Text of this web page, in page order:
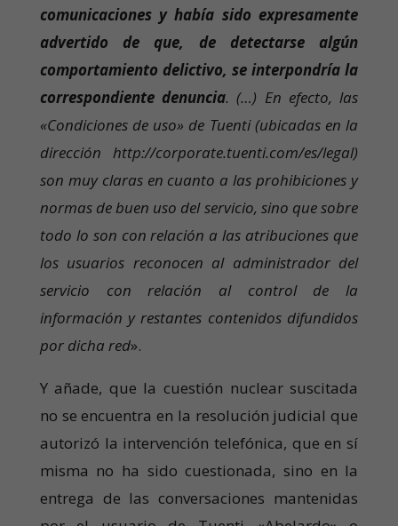
comunicaciones y había sido expresamente
advertido de que, de detectarse algún
comportamiento delictivo, se interpondría la
correspondiente denuncia. (…) En efecto, las
«Condiciones de uso» de Tuenti (ubicadas en la
dirección http://corporate.tuenti.com/es/legal)
son muy claras en cuanto a las prohibiciones y
normas de buen uso del servicio, sino que sobre
todo lo son con relación a las atribuciones que
los usuarios reconocen al administrador del
servicio con relación al control de la
información y restantes contenidos difundidos
por dicha red».
Y añade, que la cuestión nuclear suscitada
no se encuentra en la resolución judicial que
autorizó la intervención telefónica, que en sí
misma no ha sido cuestionada, sino en la
entrega de las conversaciones mantenidas